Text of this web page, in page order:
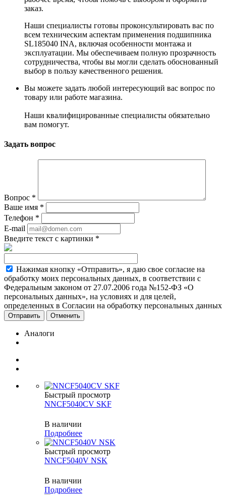
заказ.
Наши специалисты готовы проконсультировать вас по
всем техническим аспектам применения подшипника
SL185040 INA, включая особенности монтажа и
эксплуатации. Мы обеспечиваем полную прозрачность
сотрудничества, чтобы вы могли сделать обоснованный
выбор в пользу качественного решения.
Вы можете задать любой интересующий вас вопрос по
товару или работе магазина.
Наши квалифицированные специалисты обязательно
вам помогут.
Задать вопрос
Вопрос *
Ваше имя *
Телефон *
E-mail
Введите текст с картинки *
Нажимая кнопку «Отправить», я даю свое согласие на
обработку моих персональных данных, в соответствии с
Федеральным законом от 27.07.2006 года №152-ФЗ «О
персональных данных», на условиях и для целей,
определенных в Согласии на обработку персональных данных
Отменить
Аналоги
Быстрый просмотр
NNCF5040CV SKF
В наличии
Подробнее
Быстрый просмотр
NNCF5040V NSK
В наличии
Подробнее